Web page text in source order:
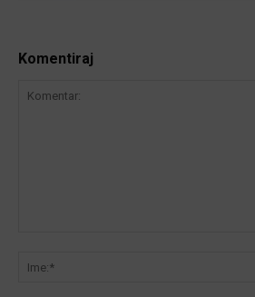
Komentiraj